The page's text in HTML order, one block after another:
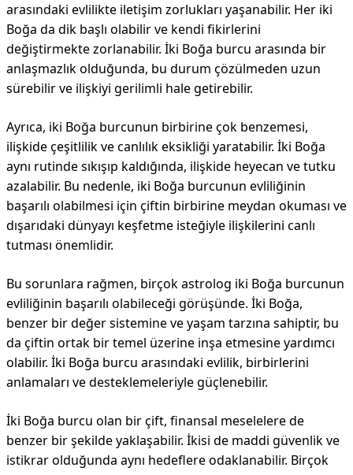
arasındaki evlilikte iletişim zorlukları yaşanabilir. Her iki
Boğa da dik başlı olabilir ve kendi fikirlerini
değiştirmekte zorlanabilir. İki Boğa burcu arasında bir
anlaşmazlık olduğunda, bu durum çözülmeden uzun
sürebilir ve ilişkiyi gerilimli hale getirebilir.
Ayrıca, iki Boğa burcunun birbirine çok benzemesi,
ilişkide çeşitlilik ve canlılık eksikliği yaratabilir. İki Boğa
aynı rutinde sıkışıp kaldığında, ilişkide heyecan ve tutku
azalabilir. Bu nedenle, iki Boğa burcunun evliliğinin
başarılı olabilmesi için çiftin birbirine meydan okuması ve
dışarıdaki dünyayı keşfetme isteğiyle ilişkilerini canlı
tutması önemlidir.
Bu sorunlara rağmen, birçok astrolog iki Boğa burcunun
evliliğinin başarılı olabileceği görüşünde. İki Boğa,
benzer bir değer sistemine ve yaşam tarzına sahiptir, bu
da çiftin ortak bir temel üzerine inşa etmesine yardımcı
olabilir. İki Boğa burcu arasındaki evlilik, birbirlerini
anlamaları ve desteklemeleriyle güçlenebilir.
İki Boğa burcu olan bir çift, finansal meselelere de
benzer bir şekilde yaklaşabilir. İkisi de maddi güvenlik ve
istikrar olduğunda aynı hedeflere odaklanabilir. Birçok